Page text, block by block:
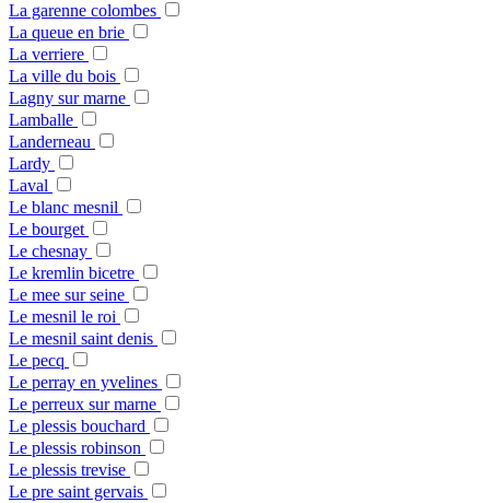
La garenne colombes
La queue en brie
La verriere
La ville du bois
Lagny sur marne
Lamballe
Landerneau
Lardy
Laval
Le blanc mesnil
Le bourget
Le chesnay
Le kremlin bicetre
Le mee sur seine
Le mesnil le roi
Le mesnil saint denis
Le pecq
Le perray en yvelines
Le perreux sur marne
Le plessis bouchard
Le plessis robinson
Le plessis trevise
Le pre saint gervais